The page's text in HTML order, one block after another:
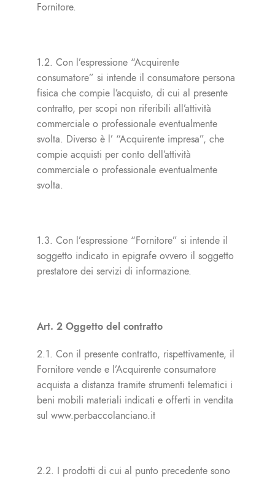
Fornitore.
1.2. Con l’espressione “Acquirente
consumatore” si intende il consumatore persona
fisica che compie l’acquisto, di cui al presente
contratto, per scopi non riferibili all’attività
commerciale o professionale eventualmente
svolta. Diverso è l’ “Acquirente impresa”, che
compie acquisti per conto dell’attività
commerciale o professionale eventualmente
svolta.
1.3. Con l’espressione “Fornitore” si intende il
soggetto indicato in epigrafe ovvero il soggetto
prestatore dei servizi di informazione.
Art. 2 Oggetto del contratto
2.1. Con il presente contratto, rispettivamente, il
Fornitore vende e l’Acquirente consumatore
acquista a distanza tramite strumenti telematici i
beni mobili materiali indicati e offerti in vendita
sul www.perbaccolanciano.it
2.2. I prodotti di cui al punto precedente sono